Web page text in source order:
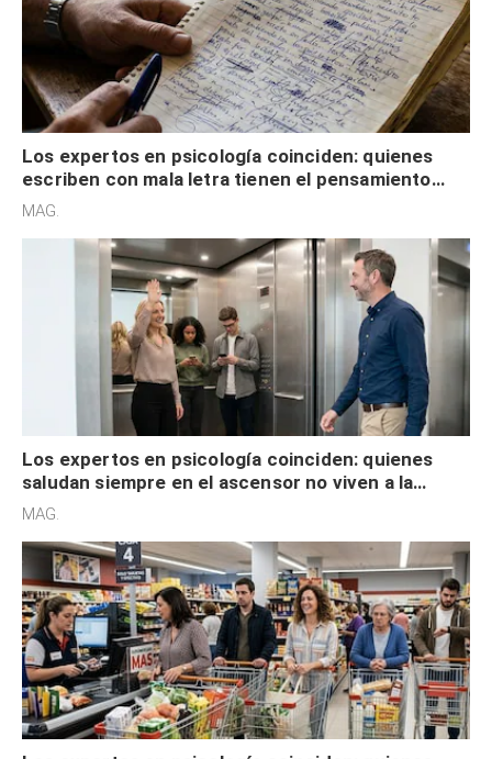
Los expertos en psicología coinciden: quienes
escriben con mala letra tienen el pensamiento
acelerado y no lo hacen por desinterés
MAG.
Los expertos en psicología coinciden: quienes
saludan siempre en el ascensor no viven a la
defensiva y tienen apertura social
MAG.